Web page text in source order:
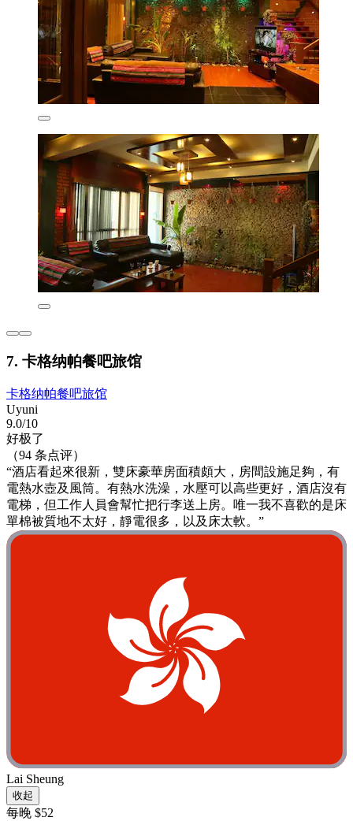
7. 卡格纳帕餐吧旅馆
卡格纳帕餐吧旅馆
Uyuni
9.0/10
好极了
（94 条点评）
“酒店看起來很新，雙床豪華房面積頗大，房間設施足夠，有
電熱水壺及風筒。有熱水洗澡，水壓可以高些更好，酒店沒有
電梯，但工作人員會幫忙把行李送上房。唯一我不喜歡的是床
單棉被質地不太好，靜電很多，以及床太軟。”
Lai Sheung
收起
每晚 $52